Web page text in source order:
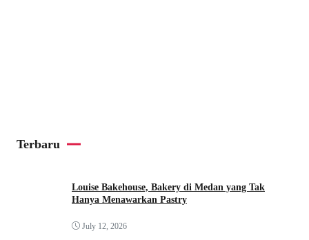
Terbaru
Louise Bakehouse, Bakery di Medan yang Tak
Hanya Menawarkan Pastry
July 12, 2026